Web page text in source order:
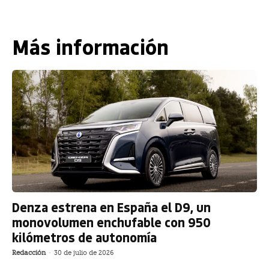
Más información
Denza estrena en España el D9, un
monovolumen enchufable con 950
kilómetros de autonomía
Redacción - 30 de julio de 2026